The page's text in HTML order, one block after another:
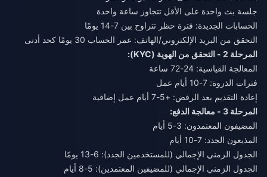
جلسة بث واحدة على الأقل تتجاوز ساعة واحدة
الحسابات الجديدة: فترة حظر تتراوح بين 7-14 يومًا
التحقق من البريد الإلكتروني/الهاتف: عمر الحساب 30 يومًا كحد أدنى
المرحلة 2 - التحقق من الهوية (KYC):
المعالجة القياسية: 24-72 ساعة
فترات الذروة: 7-10 أيام عمل
إعادة التقديم بعد الرفض: +5-7 أيام عمل إضافية
المرحلة 3 - معالجة الدفع:
المضيفون المعتمدون: 3-5 أيام
المذيعون الجدد: 7-10 أيام
الجدول الزمني الإجمالي (للمستخدمين الجدد): 6-13 يومًا
الجدول الزمني الإجمالي (للمضيفين المعتمدين): 5-8 أيام